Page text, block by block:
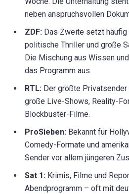
neben anspruchsvollen
ZDF: Das Zweite setzt
politische Thriller und große
Die Mischung aus Wissen
das Programm aus.
RTL: Der größte
große Live-Shows, Reality-
Blockbuster-Filme.
ProSieben: Bekannt für
Comedy-Formate und
Sender vor allem jüngeren
Sat 1: Krimis, Filme und
Abendprogramm – oft mit